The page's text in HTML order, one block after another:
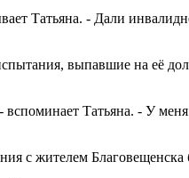
Татьяна. - Дали
выпавшие на её
вспоминает Татьяна. - У
с жителем